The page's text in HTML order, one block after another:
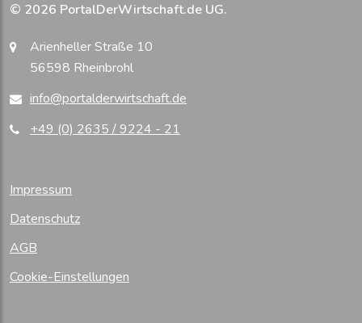
© 2026 PortalDerWirtschaft.de UG.
Arienheller Straße 10
56598 Rheinbrohl
info@portalderwirtschaft.de
+49 (0) 2635 / 9224 - 21
Impressum
Datenschutz
AGB
Cookie-Einstellungen